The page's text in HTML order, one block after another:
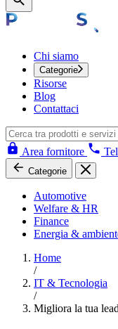
Chi siamo
Categorie
Risorse
Blog
Contattaci
Area fornitore
Categorie
Automotive
Welfare & HR
Finance
Energia &
Home
/
IT & Tecnologia
/
Migliora la tua